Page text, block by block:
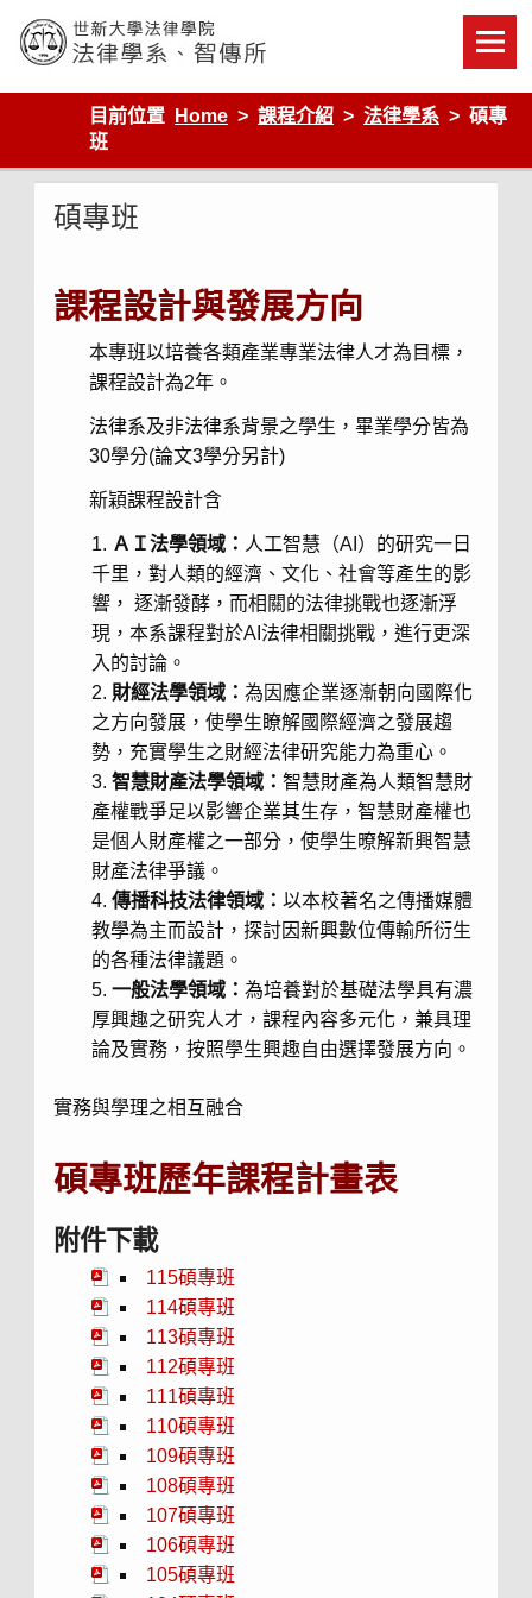
content
世新大學法律學院-法律學系-智慧財產暨科技法律研究所
目前位置
Home 課程介紹 法律學系
碩專
班
碩專班
課程設計與發展方向
本專班以培養各類產業專業法律人才為目標，
課程設計為2年。
法律系及非法律系背景之學生，畢業學分皆為
30學分(論文3學分另計)
新穎課程設計含
ＡＩ法學領域： 人工智慧（AI）的研究一日
千里，對人類的經濟、文化、社會等產生的影
響， 逐漸發酵，而相關的法律挑戰也逐漸浮
現，本系課程對於AI法律相關挑戰，進行更深
入的討論。
財經法學領域： 為因應企業逐漸朝向國際化
之方向發展，使學生瞭解國際經濟之發展趨
勢，充實學生之財經法律研究能力為重心。
智慧財產法學領域： 智慧財產為人類智慧財
產權戰爭足以影響企業其生存，智慧財產權也
是個人財產權之一部分，使學生暸解新興智慧
財產法律爭議。
傳播科技法律領域： 以本校著名之傳播媒體
教學為主而設計，探討因新興數位傳輸所衍生
的各種法律議題。
一般法學領域： 為培養對於基礎法學具有濃
厚興趣之研究人才，課程內容多元化，兼具理
論及實務，按照學生興趣自由選擇發展方向。
實務與學理之相互融合
碩專班歷年課程計畫表
附件下載
115碩專班
114碩專班
113碩專班
112碩專班
111碩專班
110碩專班
109碩專班
108碩專班
107碩專班
106碩專班
105碩專班